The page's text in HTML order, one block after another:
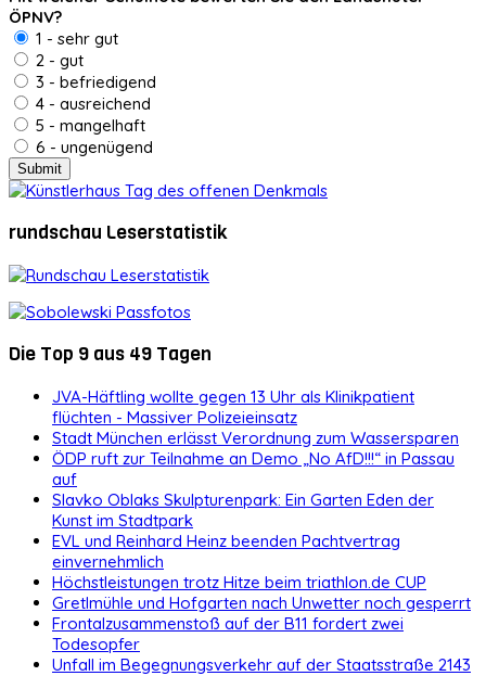
ÖPNV?
1 - sehr gut
2 - gut
3 - befriedigend
4 - ausreichend
5 - mangelhaft
6 - ungenügend
rundschau Leserstatistik
Die Top 9 aus 49 Tagen
JVA-Häftling wollte gegen 13 Uhr als Klinikpatient
flüchten - Massiver Polizeieinsatz
Stadt München erlässt Verordnung zum Wassersparen
ÖDP ruft zur Teilnahme an Demo „No AfD!!!“ in Passau
auf
Slavko Oblaks Skulpturenpark: Ein Garten Eden der
Kunst im Stadtpark
EVL und Reinhard Heinz beenden Pachtvertrag
einvernehmlich
Höchstleistungen trotz Hitze beim triathlon.de CUP
Gretlmühle und Hofgarten nach Unwetter noch gesperrt
Frontalzusammenstoß auf der B11 fordert zwei
Todesopfer
Unfall im Begegnungsverkehr auf der Staatsstraße 2143